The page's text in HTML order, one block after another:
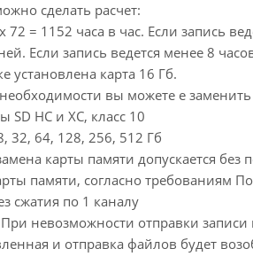
сделать расчет:
72 = 1152 часа в час. Если запись
Если запись ведется менее 8
установлена карта 16 Гб.
вы можете е
SD HC и XC, класс 10
32, 64, 128, 256, 512 Гб
карты памяти допускается
памяти, согласно требованиям
сжатия по 1 каналу
невозможности отправки записи
и отправка файлов будет